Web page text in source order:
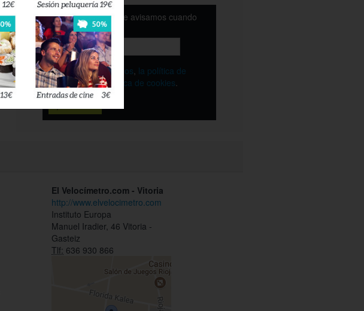
Déjanos tu email y te avisamos cuando
esté disponible
Acepto los términos, la política de
privacidadyla política de cookies.
El Velocímetro.com - Vitoria
http://www.elvelocimetro.com
Instituto Europa
Manuel Iradier, 46 Vitoria -
Gasteiz
Tlf: 636 930 866